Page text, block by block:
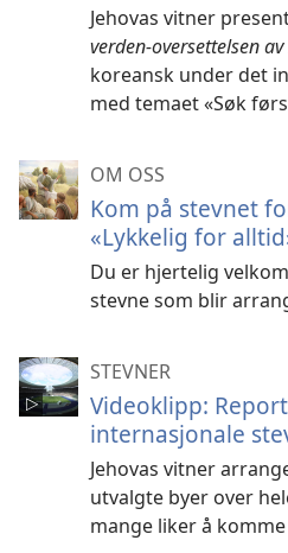
Jehovas vitner
verden-oversettelsen
koreansk under det
med temaet «Søk
OM OSS
Kom på stevnet
«Lykkelig for
Du er hjertelig
stevne som blir
STEVNER
Videoklipp:
internasjonale
Jehovas vitner
utvalgte byer over
mange liker å